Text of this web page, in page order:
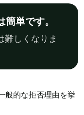
単です。
難しくなりま
般的な拒否理由を挙